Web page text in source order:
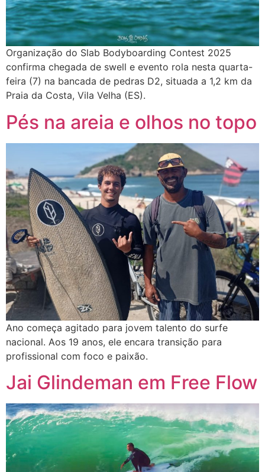
Organização do Slab Bodyboarding Contest 2025
confirma chegada de swell e evento rola nesta quarta-
feira (7) na bancada de pedras D2, situada a 1,2 km da
Praia da Costa, Vila Velha (ES).
Pés na areia e olhos no topo
Ano começa agitado para jovem talento do surfe
nacional. Aos 19 anos, ele encara transição para
profissional com foco e paixão.
Jai Glindeman em Free Flow